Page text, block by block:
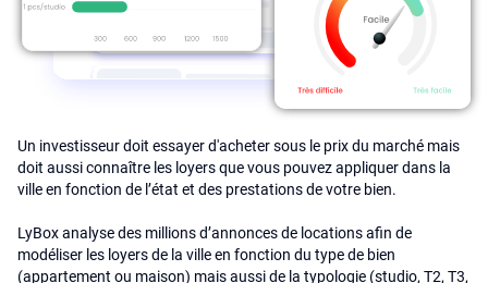
Un investisseur doit essayer d'acheter sous le prix du marché mais
doit aussi connaître les loyers que vous pouvez appliquer dans la
ville en fonction de l’état et des prestations de votre bien.
LyBox analyse des millions d’annonces de locations afin de
modéliser les loyers de la ville en fonction du type de bien
(appartement ou maison) mais aussi de la typologie (studio, T2, T3,